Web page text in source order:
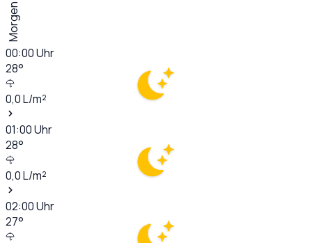
Morgen
00:00Uhr
28°
0,0L/m²
01:00Uhr
28°
0,0L/m²
02:00Uhr
27°